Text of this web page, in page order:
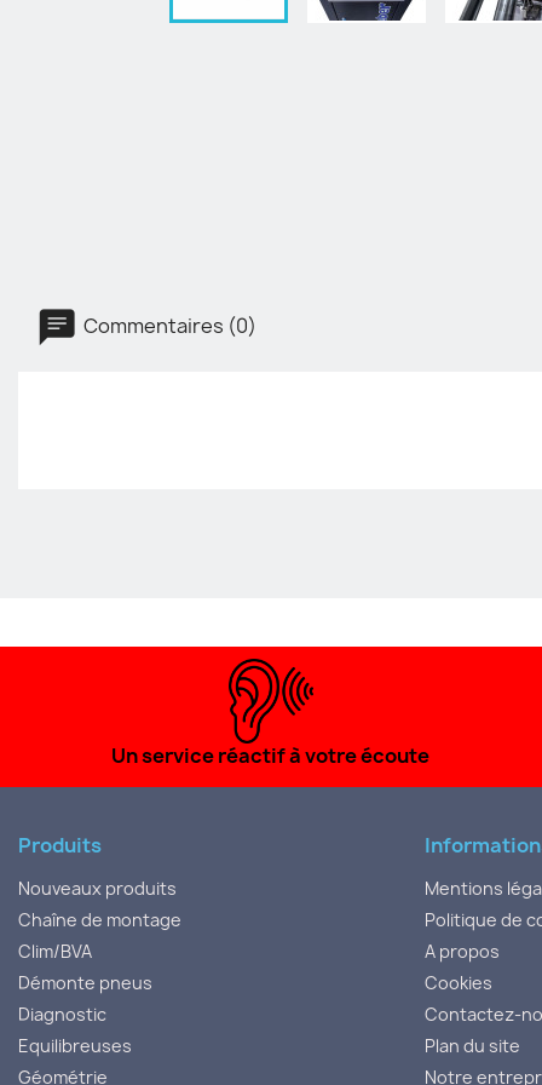
Commentaires (0)
Un service réactif à votre écoute
Produits
Nouveaux produits
Chaîne de montage
Clim/BVA
Démonte pneus
Diagnostic
Equilibreuses
Géométrie
Mentions
Politique de
A propos
Cookies
Contactez-
Plan du site
Notre